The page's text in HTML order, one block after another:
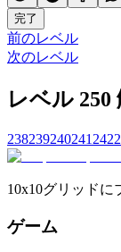
完了
前のレベル
次のレベル
レベル 250
238239240241 242
10x10グリッド
ゲーム